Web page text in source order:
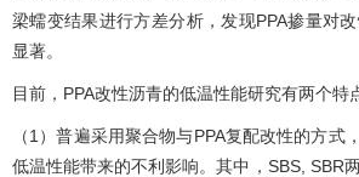
梁蠕变结果进行方差分析，发现PPA掺量对
显著。
目前，PPA改性沥青的低温性能研究有两个特
（1）普遍采用聚合物与PPA复配改性的方式
低温性能带来的不利影响。其中，SBS, SBR